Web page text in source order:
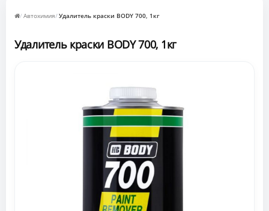
Автохимия Удалитель краски BODY 700, 1кг
Удалитель краски BODY 700, 1кг